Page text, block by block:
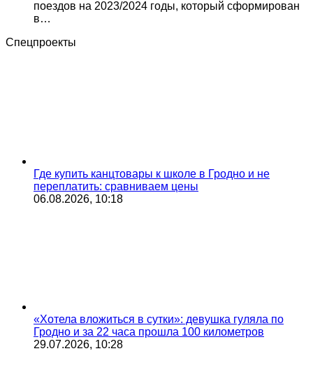
поездов на 2023/2024 годы, который сформирован
в…
Спецпроекты
Где купить канцтовары к школе в Гродно и не
переплатить: сравниваем цены
06.08.2026, 10:18
«Хотела вложиться в сутки»: девушка гуляла по
Гродно и за 22 часа прошла 100 километров
29.07.2026, 10:28